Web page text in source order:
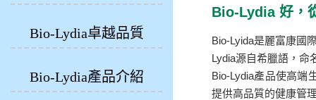
Bio-Lydia卓越品質
Bio-Lydia產品介紹
Bio-Lydia 好，
Bio-Lyida是麗富康國
Lydia源自希臘語，命
Bio-Lydia產品使高端
提供高品質的健康管